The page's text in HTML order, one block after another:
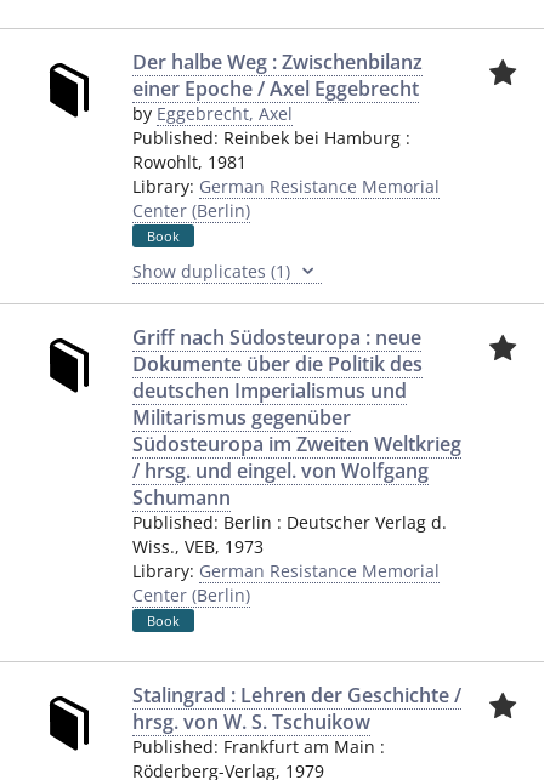
Der halbe Weg : Zwischenbilanz
einer Epoche / Axel Eggebrecht
by Eggebrecht, Axel
Published: Reinbek bei Hamburg :
Rowohlt, 1981
Library: German Resistance Memorial
Center (Berlin)
Book
Show duplicates (1)
Griff nach Südosteuropa : neue
Dokumente über die Politik des
deutschen Imperialismus und
Militarismus gegenüber
Südosteuropa im Zweiten Weltkrieg
/ hrsg. und eingel. von Wolfgang
Schumann
Published: Berlin : Deutscher Verlag d.
Wiss., VEB, 1973
Library: German Resistance Memorial
Center (Berlin)
Book
Stalingrad : Lehren der Geschichte /
hrsg. von W. S. Tschuikow
Published: Frankfurt am Main :
Röderberg-Verlag, 1979